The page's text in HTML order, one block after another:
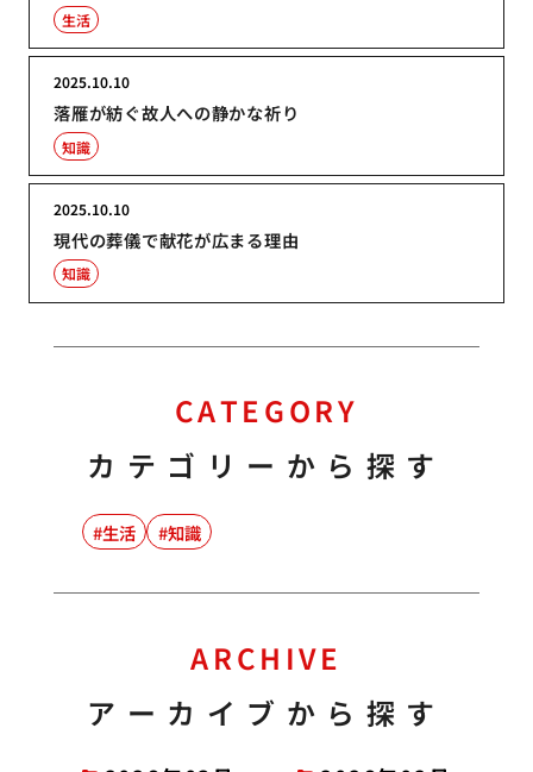
生活
落雁が紡ぐ故人への静かな祈り
2025.10.10
知識
現代の葬儀で献花が広まる理由
2025.10.10
知識
CATEGORY
カテゴリーから探す
生活 知識
ARCHIVE
アーカイブから探す